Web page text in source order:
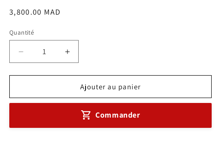
Prix
3,800.00 MAD
Quantité
Réduire
la
quantité
Ensemble
réunion
Augmenter
la
quantité
Ensemble
réunion
Ajouter au panier
Commander